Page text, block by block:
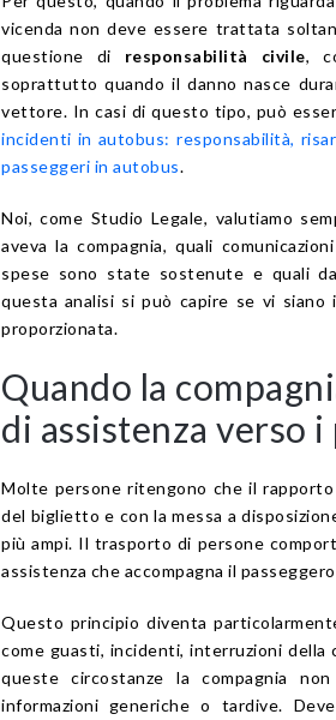
vicenda non deve essere trattata
questione di responsabilità civile,
soprattutto quando il danno nasce
vettore. In casi di questo tipo, può
incidenti in autobus: responsabilità,
passeggeri in autobus.
Noi, come Studio Legale, valutiamo
aveva la compagnia, quali
spese sono state sostenute e quali
questa analisi si può capire se vi
proporzionata.
Quando la
di assistenza verso i
Molte persone ritengono che il
del biglietto e con la messa a
più ampi. Il trasporto di persone
assistenza che accompagna il
Questo principio diventa
come guasti, incidenti, interruzioni della
queste circostanze la compagnia
informazioni generiche o tardive.